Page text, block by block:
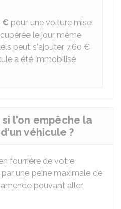
€ pour une voiture mise
le jour même
peut s'ajouter 7,60 €
a été immobilisé
l'on empêche la
véhicule ?
fourrière de votre
une peine maximale de
pouvant aller